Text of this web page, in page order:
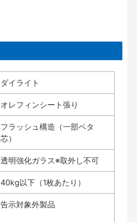
ダイライト
オレフィンシート張り
フラッシュ構造（一部ベタ
芯）
透明強化ガラス※取外し不可
40kg以下（1枚あたり）
告示対象外製品